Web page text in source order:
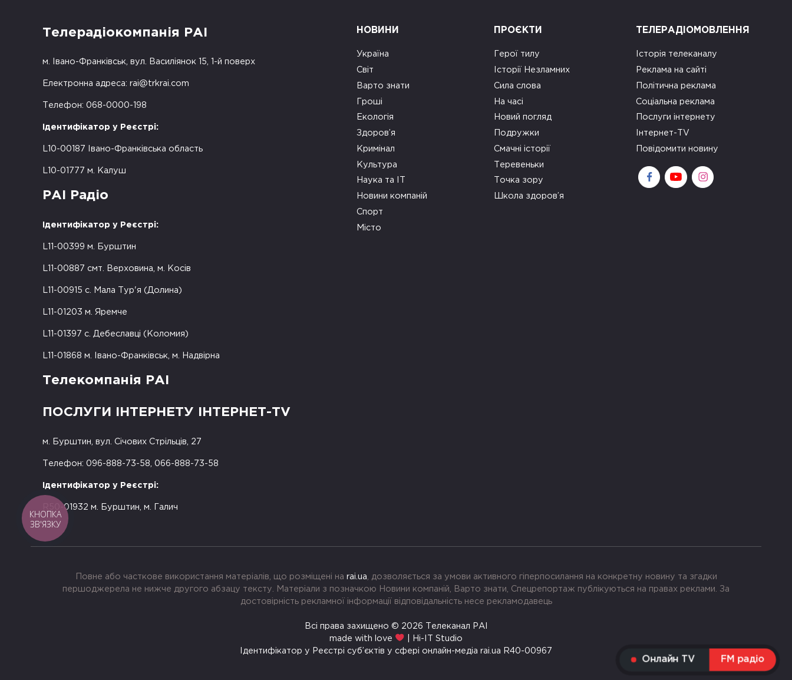
Онлайн TV FM радіо
Телерадіокомпанія РАІ
м. Івано-Франківськ, вул. Василіянок 15, 1-й поверх
Електронна адреса: rai@trkrai.com
Телефон: 068-0000-198
Ідентифікатор у Реєстрі:
L10-00187 Івано-Франківська область
L10-01777 м. Калуш
РАІ Радіо
Ідентифікатор у Реєстрі:
L11-00399 м. Бурштин
L11-00887 смт. Верховина, м. Косів
L11-00915 с. Мала Тур'я (Долина)
L11-01203 м. Яремче
L11-01397 с. Дебеславці (Коломия)
L11-01868 м. Івано-Франківськ, м. Надвірна
Телекомпанія РАІ
ПОСЛУГИ ІНТЕРНЕТУ ІНТЕРНЕТ-TV
м. Бурштин, вул. Січових Стрільців, 27
Телефон: 096-888-73-58, 066-888-73-58
Ідентифікатор у Реєстрі:
R50-01932 м. Бурштин, м. Галич
НОВИНИ
Україна
Світ
Варто знати
Гроші
Екологія
Здоров’я
Кримінал
Культура
Наука та ІТ
Новини компаній
Спорт
Місто
ПРОЄКТИ
Герої тилу
Історії Незламних
Сила слова
На часі
Новий погляд
Подружки
Смачні історії
Теревеньки
Точка зору
Школа здоров’я
ТЕЛЕРАДІОМОВЛЕННЯ
Історія телеканалу
Реклама на сайті
Політична реклама
Соціальна реклама
Послуги інтернету
Інтернет-TV
Повідомити новину
Повне або часткове використання матеріалів, що розміщені на rai.ua , дозволяється за умови активного гіперпосилання на конкретну новину та згадки
першоджерела не нижче другого абзацу тексту. Матеріали з позначкою Новини компаній, Варто знати, Спецрепортаж публікуються на правах реклами. За
достовірність рекламної інформації відповідальність несе рекламодавець
Всі права захищено © 2026 Телеканал РАІ
made with love
| Hi-IT Studio
Ідентифікатор у Реєстрі суб’єктів у сфері онлайн-медіа rai.ua R40-00967
КНОПКА
ЗВ'ЯЗКУ